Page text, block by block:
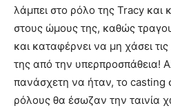
λάμπει στο ρόλο της Tracy και
στους ώμους της, καθώς
και καταφέρνει να μη χάσει
της από την υπερπροσπάθεια!
πανάσχετη να ήταν, το casting
ρόλους θα έσωζαν την ταινία